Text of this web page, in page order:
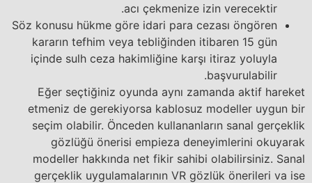
acı çekmenize izin verecektir.
Söz konusu hükme göre idari para cezası öngören
kararın tefhim veya tebliğinden itibaren 15 gün
içinde sulh ceza hakimliğine karşı itiraz yoluyla
başvurulabilir.
Eğer seçtiğiniz oyunda aynı zamanda aktif hareket
etmeniz de gerekiyorsa kablosuz modeller uygun bir
seçim olabilir. Önceden kullananların sanal gerçeklik
gözlüğü önerisi empieza deneyimlerini okuyarak
modeller hakkında net fikir sahibi olabilirsiniz. Sanal
gerçeklik uygulamalarının VR gözlük önerileri va ise